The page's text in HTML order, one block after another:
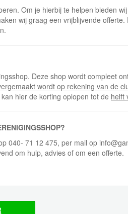
Om je hierbij te helpen bieden
wij graag een vrijblijvende
Deze shop wordt compleet
wordt op rekening van de
hier de korting oplopen tot de helft
040- 71 12 475, per mail op
om hulp, advies of om een offerte.